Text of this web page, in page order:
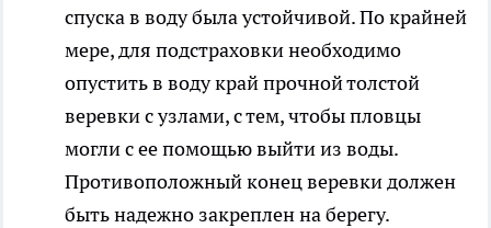
спуска в воду была устойчивой. По крайней
мере, для подстраховки необходимо
опустить в воду край прочной толстой
веревки с узлами, с тем, чтобы пловцы
могли с ее помощью выйти из воды.
Противоположный конец веревки должен
быть надежно закреплен на берегу.